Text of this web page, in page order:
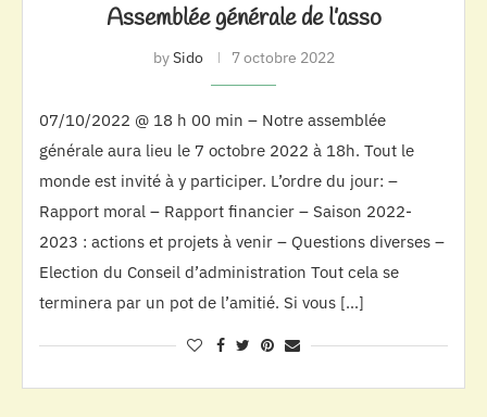
Assemblée générale de l’asso
bySido 7 octobre 2022
07/10/2022 @ 18 h 00 min – Notre assemblée
générale aura lieu le 7 octobre 2022 à 18h. Tout le
monde est invité à y participer. L’ordre du jour: –
Rapport moral – Rapport financier – Saison 2022-
2023 : actions et projets à venir – Questions diverses –
Election du Conseil d’administration Tout cela se
terminera par un pot de l’amitié. Si vous […]